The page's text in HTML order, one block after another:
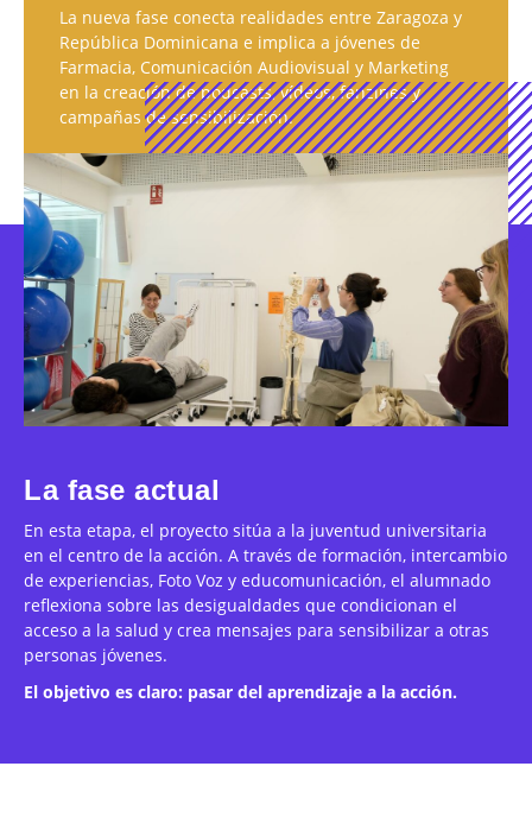
La nueva fase conecta realidades entre Zaragoza y
República Dominicana e implica a jóvenes de
Farmacia, Comunicación Audiovisual y Marketing
en la creación de podcasts, vídeos, fanzines y
campañas de sensibilización.
La fase actual
En esta etapa, el proyecto sitúa a la juventud universitaria
en el centro de la acción. A través de formación, intercambio
de experiencias, Foto Voz y educomunicación, el alumnado
reflexiona sobre las desigualdades que condicionan el
acceso a la salud y crea mensajes para sensibilizar a otras
personas jóvenes.
El objetivo es claro: pasar del aprendizaje a la acción.